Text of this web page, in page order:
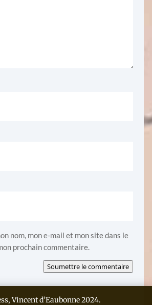
nom, mon e-mail et mon site dans le
prochain commentaire.
Soumettre le commentaire
Vincent d’Eaubonne 2024.